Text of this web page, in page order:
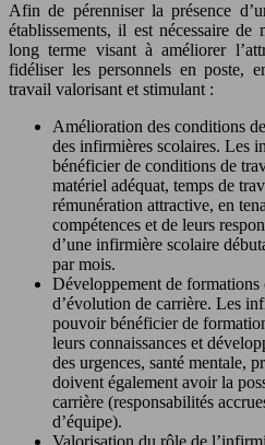
Afin de pérenniser la présence
établissements, il est nécessaire de
long terme visant à améliorer
fidéliser les personnels en poste,
travail valorisant et stimulant :
Amélioration des conditions
des infirmières scolaires. Les
bénéficier de conditions de
matériel adéquat, temps de
rémunération attractive, en
compétences et de leurs
d’une infirmière scolaire
par mois.
Développement de
d’évolution de carrière. Les
pouvoir bénéficier de
leurs connaissances et
des urgences, santé mentale,
doivent également avoir la
carrière (responsabilités
d’équipe).